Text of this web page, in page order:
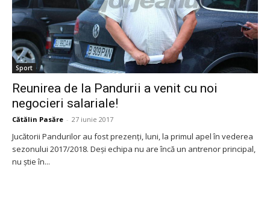
Sport
Reunirea de la Pandurii a venit cu noi
negocieri salariale!
Cătălin Pasăre - 27 iunie 2017
Jucătorii Pandurilor au fost prezenţi, luni, la primul apel în vederea
sezonului 2017/2018. Deşi echipa nu are încă un antrenor principal,
nu ştie în...